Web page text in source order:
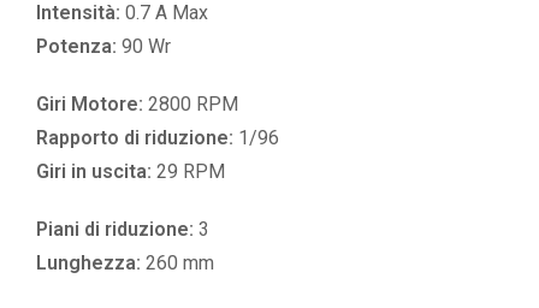
Intensità: 0.7 A Max
Potenza: 90 Wr
Giri Motore: 2800 RPM
Rapporto di riduzione: 1/96
Giri in uscita: 29 RPM
Piani di riduzione: 3
Lunghezza: 260 mm